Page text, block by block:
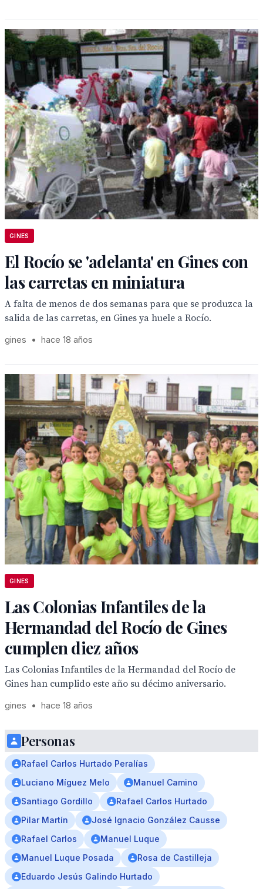
GINES
El Rocío se 'adelanta' en Gines con
las carretas en miniatura
A falta de menos de dos semanas para que se produzca la
salida de las carretas, en Gines ya huele a Rocío.
gines • hace 18 años
GINES
Las Colonias Infantiles de la
Hermandad del Rocío de Gines
cumplen diez años
Las Colonias Infantiles de la Hermandad del Rocío de
Gines han cumplido este año su décimo aniversario.
gines • hace 18 años
Personas
Rafael Carlos Hurtado Peralías
Luciano Míguez Melo
Manuel Camino
Santiago Gordillo
Rafael Carlos Hurtado
Pilar Martín
José Ignacio González Causse
Rafael Carlos
Manuel Luque
Manuel Luque Posada
Rosa de Castilleja
Eduardo Jesús Galindo Hurtado